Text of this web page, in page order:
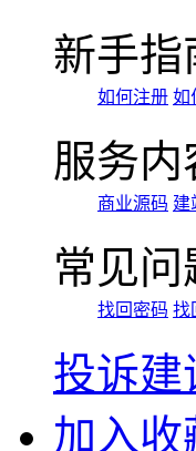
新手指
如何注册 如
服务内
商业源码 建
常见问
找回密码 找
投诉建
加入收